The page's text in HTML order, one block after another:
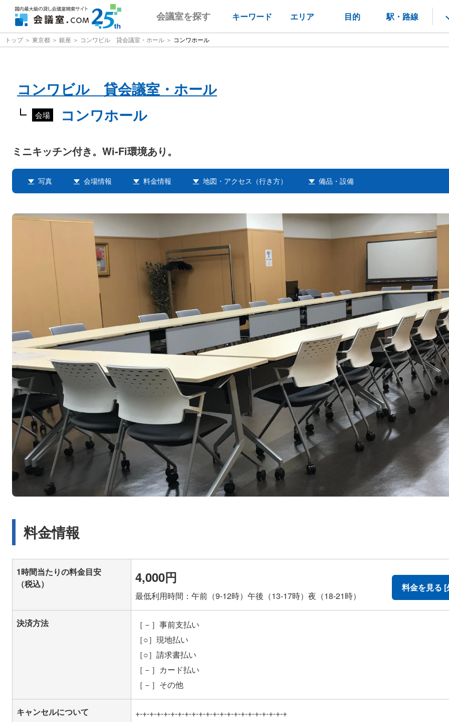
会議室を探す キーワード エリア 目的 駅・路線
トップ 東京都 銀座 コンワビル 貸会議室・ホール コンワホール
コンワビル 貸会議室・ホール
会場 コンワホール
ミニキッチン付き。Wi-Fi環境あり。
写真 会場情報 料金情報 地図・アクセス（行き方） 備品・設備
料金情報
1時間当たりの料金目安
（税込）
4,000円
最低利用時間：午前（9-12時）午後（13-17時）夜（18-21時）
料金を見る [
決済方法
［－］事前支払い
［○］現地払い
［○］請求書払い
［－］カード払い
［－］その他
キャンセルについて
+-+-+-+-+-+-+-+-+-+-+-+-+-+-+-+-+-+-+-+-+-+